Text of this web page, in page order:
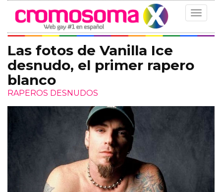
Toggle
Las fotos de Vanilla Ice
desnudo, el primer rapero
blanco
RAPEROS DESNUDOS